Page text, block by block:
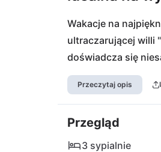
Wakacje na
ultraczarującej willi
doświadcza się
można dotrzeć nie
niezbędnych
Sutivan. Wyspę
międzynarodowe
Przeczytaj opis
Przegląd
3 sypialnie